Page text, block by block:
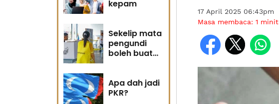
kepam
Sekelip mata
pengundi
boleh buat
Apa dah jadi
PKR?
17 April 2025 06:43pm
Masa membaca: 1 minit